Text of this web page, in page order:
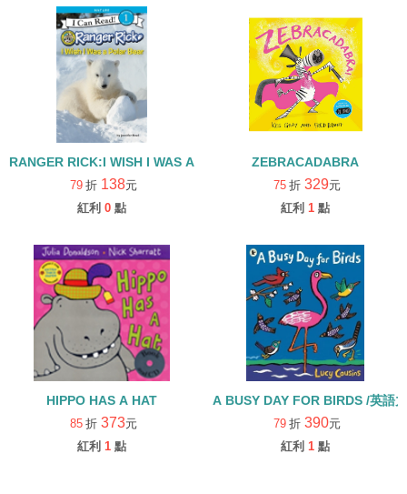
RANGER RICK:I WISH I WAS A POLAR BEAR/LEVEL 1
79 折 138元
紅利 0 點
ZEBRACADABRA
75 折 329元
紅利 1 點
HIPPO HAS A HAT
85 折 373元
紅利 1 點
A BUSY DAY FOR BIRDS /英語
79 折 390元
紅利 1 點